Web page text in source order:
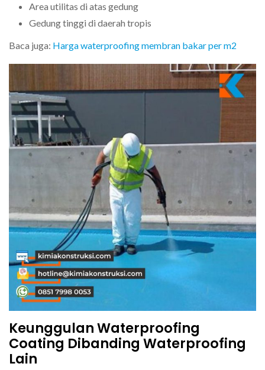
Area utilitas di atas gedung
Gedung tinggi di daerah tropis
Baca juga: Harga waterproofing membran bakar per m2
Keunggulan Waterproofing
Coating Dibanding Waterproofing
Lain